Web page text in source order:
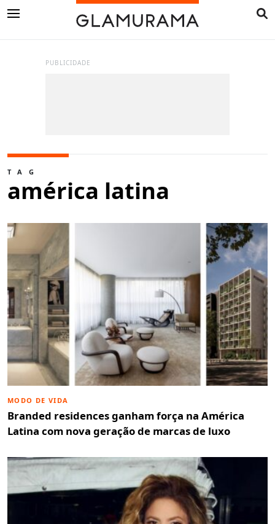
PUBLICIDADE
TAG
américa latina
MODO DE VIDA
Branded residences ganham força na América
Latina com nova geração de marcas de luxo